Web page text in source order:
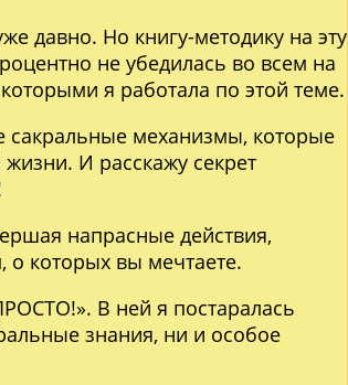
давно. Но книгу-методику на эту
не убедилась во всем на
я работала по этой теме.
сакральные механизмы, которые
И расскажу секрет
напрасные действия,
о которых вы мечтаете.
В ней я постаралась
знания, ни и особое